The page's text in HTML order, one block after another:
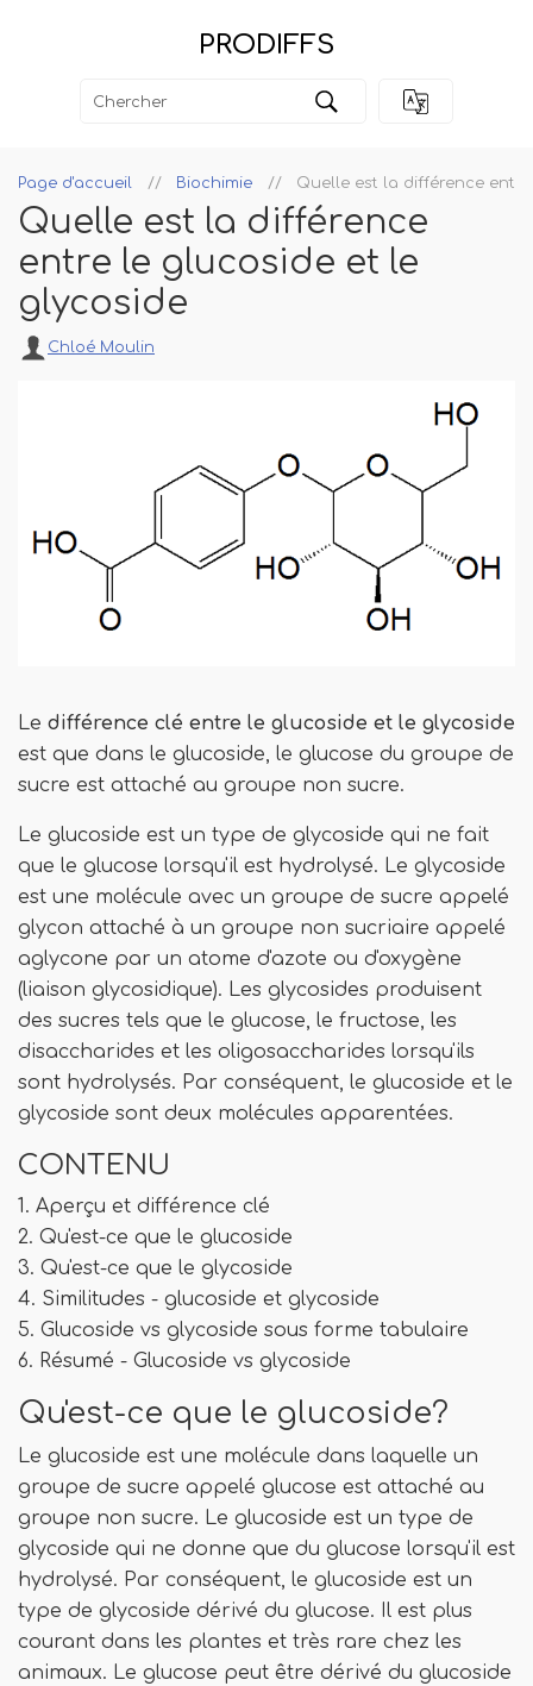
PRODIFFS
Page d'accueil Biochimie Quelle est la différence
Quelle est la différence
entre le glucoside et le
glycoside
Chloé Moulin
Le différence clé entre le glucoside et le glycoside
est que dans le glucoside, le glucose du groupe de
sucre est attaché au groupe non sucre.
Le glucoside est un type de glycoside qui ne fait
que le glucose lorsqu'il est hydrolysé. Le glycoside
est une molécule avec un groupe de sucre appelé
glycon attaché à un groupe non sucriaire appelé
aglycone par un atome d'azote ou d'oxygène
(liaison glycosidique). Les glycosides produisent
des sucres tels que le glucose, le fructose, les
disaccharides et les oligosaccharides lorsqu'ils
sont hydrolysés. Par conséquent, le glucoside et le
glycoside sont deux molécules apparentées.
CONTENU
1. Aperçu et différence clé
2. Qu'est-ce que le glucoside
3. Qu'est-ce que le glycoside
4. Similitudes - glucoside et glycoside
5. Glucoside vs glycoside sous forme tabulaire
6. Résumé - Glucoside vs glycoside
Qu'est-ce que le glucoside?
Le glucoside est une molécule dans laquelle un
groupe de sucre appelé glucose est attaché au
groupe non sucre. Le glucoside est un type de
glycoside qui ne donne que du glucose lorsqu'il est
hydrolysé. Par conséquent, le glucoside est un
type de glycoside dérivé du glucose. Il est plus
courant dans les plantes et très rare chez les
animaux. Le glucose peut être dérivé du glucoside